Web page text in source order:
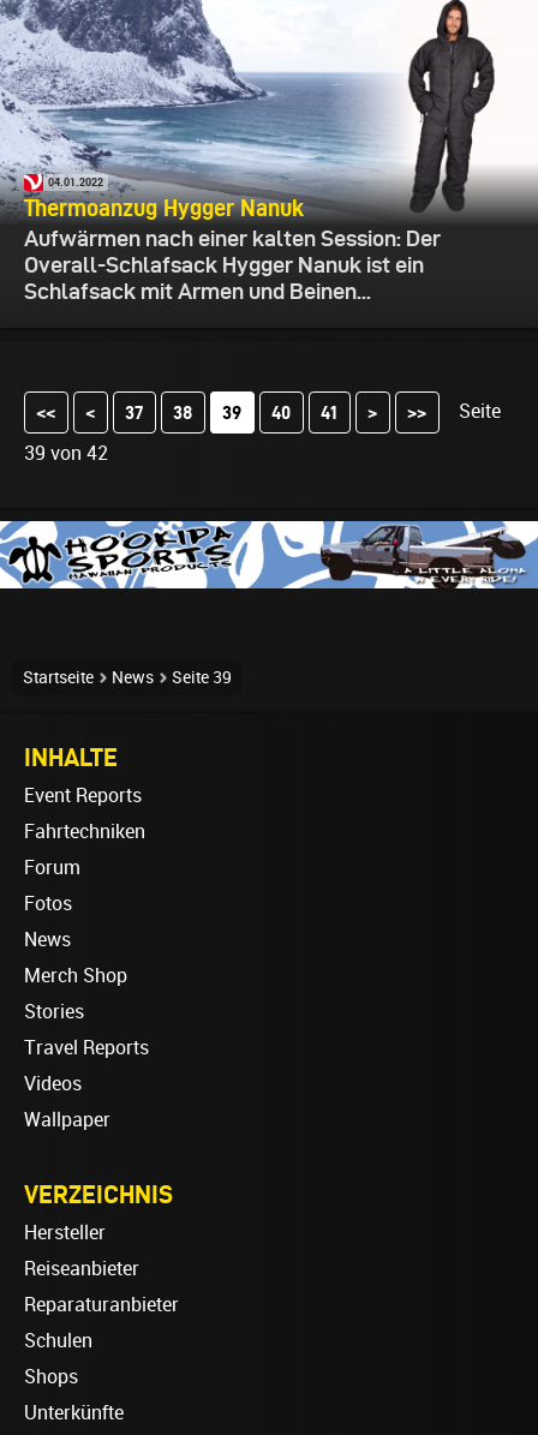
04.01.2022
Thermoanzug Hygger Nanuk
Aufwärmen nach einer kalten Session: Der
Overall-Schlafsack Hygger Nanuk ist ein
Schlafsack mit Armen und Beinen...
<< < 37 38 39 40 41 > >>
Seite
39 von 42
Startseite News Seite 39
INHALTE
Event Reports
Fahrtechniken
Forum
Fotos
News
Merch Shop
Stories
Travel Reports
Videos
Wallpaper
VERZEICHNIS
Hersteller
Reiseanbieter
Reparaturanbieter
Schulen
Shops
Unterkünfte